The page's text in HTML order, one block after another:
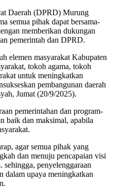
Daerah (DPRD) Murung
semua pihak dapat bersama-
memberikan dukungan
pemerintah dan DPRD.
elemen masyarakat Kabupaten
tokoh agama, tokoh
untuk meningkatkan
pembangunan daerah
Jumat (20/9/2025).
pemerintahan dan program-
baik dan maksimal, apabila
agar semua pihak yang
dan menuju pencapaian visi
sehingga, penyelenggaraan
dalam upaya meningkatkan